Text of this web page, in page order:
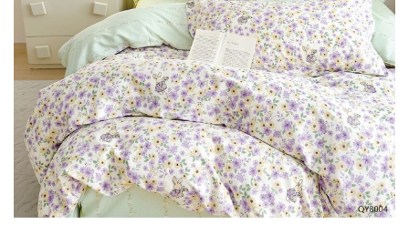
Lenjerii de pat Saten 4 piese cu
elastic